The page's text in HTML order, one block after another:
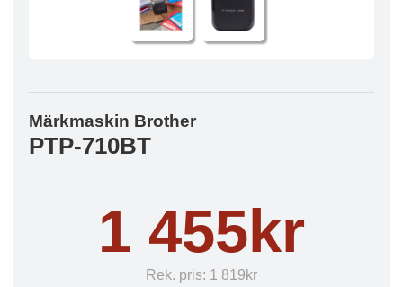
Märkmaskin Brother
PTP-710BT
1 455kr
Rek. pris: 1 819kr